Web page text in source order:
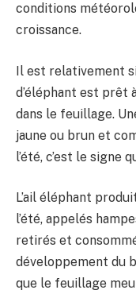
conditions
croissance.
Il est relativement
d’éléphant est prêt
dans le feuillage.
jaune ou brun et
l’été, c’est le signe
L’ail éléphant
l’été, appelés
retirés et
développement du
que le feuillage